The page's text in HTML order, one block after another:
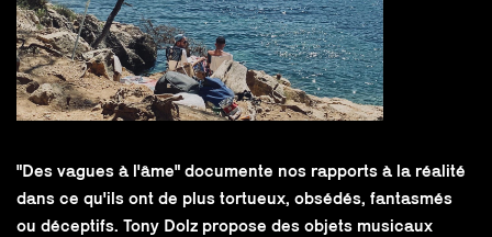
"Des vagues à l'âme" documente nos rapports à la réalité
dans ce qu'ils ont de plus tortueux, obsédés, fantasmés
ou déceptifs. Tony Dolz propose des objets musicaux